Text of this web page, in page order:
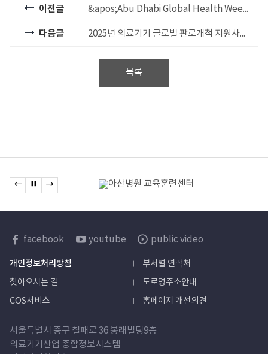
이전글 &apos;Abu Dhabi Global Health Week(아부다비 글로벌 헬스위크) 2025&apos; 홍보관 참여기업 모집(~3.26(수), 17:00 까지)
다음글 2025년 의료기기 글로벌 판로개척 지원사업 참여기업 모집공고(~4/9, 18시까지)
목록
관련기관
이전 배너로 이동
배너 정지다음 배너로 이동
한국보건산업진흥원
sns
바로가기
facebook youtube public video
개인정보처리방침
부서별 연락처
찾아오시는 길
도로명주소안내
COS서비스
홈페이지 개선의견
서울특별시 중구 칠패로 36 봉래빌딩9층
의료기기산업 종합정보시스템